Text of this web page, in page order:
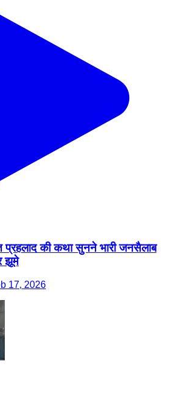
प्रहलाद की कथा सुनने भारी जनसैलाब
झूमे
17, 2026